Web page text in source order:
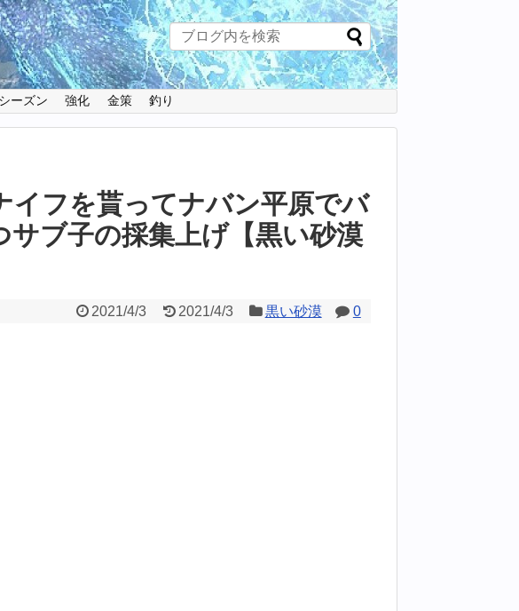
シーズン 強化 金策 釣り
イフを貰ってナバン平原でバ
サブ子の採集上げ【黒い砂漠
2021/4/3 2021/4/3 黒い砂漠 0